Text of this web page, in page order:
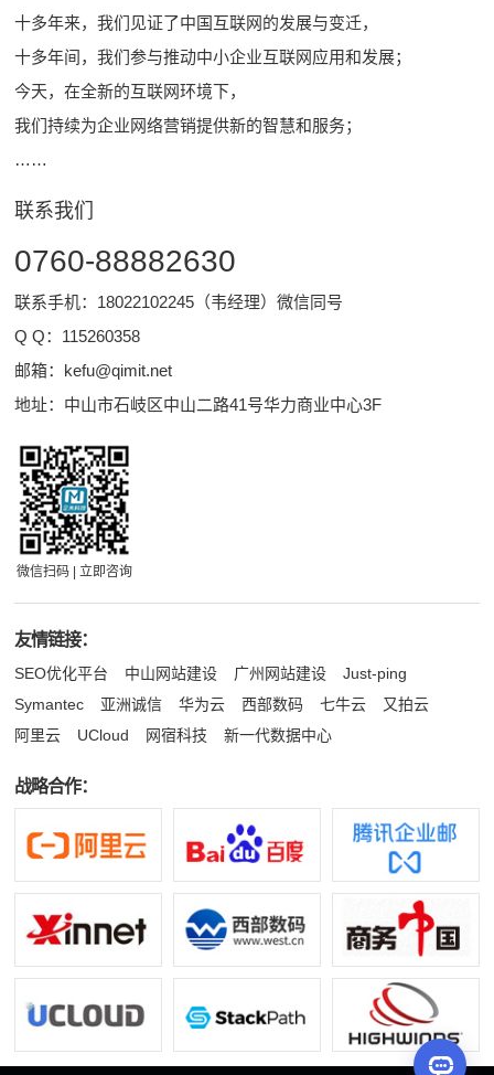
十多年来，我们见证了中国互联网的发展与变迁，
十多年间，我们参与推动中小企业互联网应用和发展；
今天，在全新的互联网环境下，
我们持续为企业网络营销提供新的智慧和服务；
……
联系我们
0760-88882630
联系手机：18022102245（韦经理）微信同号
Q Q： 115260358
邮箱： kefu@qimit.net
地址：中山市石岐区中山二路41号华力商业中心3F
微信扫码 | 立即咨询
友情链接：
SEO优化平台 中山网站建设 广州网站建设
Just-ping
Symantec
亚洲诚信 华为云 西部数码 七牛云
又拍云
阿里云
UCloud 网宿科技 新一代数据中心
战略合作：